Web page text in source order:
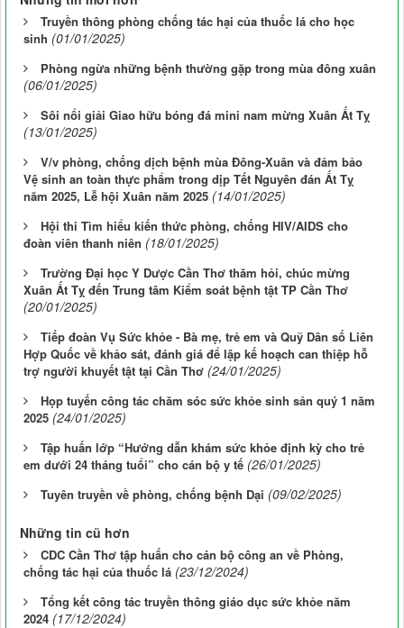
Truyền thông phòng chống tác hại của thuốc lá cho học
sinh (01/01/2025)
Phòng ngừa những bệnh thường gặp trong mùa đông xuân
(06/01/2025)
Sôi nổi giải Giao hữu bóng đá mini nam mừng Xuân Ất Tỵ
(13/01/2025)
V/v phòng, chống dịch bệnh mùa Đông-Xuân và đảm bảo
Vệ sinh an toàn thực phẩm trong dịp Tết Nguyên đán Ất Tỵ
năm 2025, Lễ hội Xuân năm 2025 (14/01/2025)
Hội thi Tìm hiểu kiến thức phòng, chống HIV/AIDS cho
đoàn viên thanh niên (18/01/2025)
Trường Đại học Y Dược Cần Thơ thăm hỏi, chúc mừng
Xuân Ất Tỵ đến Trung tâm Kiểm soát bệnh tật TP Cần Thơ
(20/01/2025)
Tiếp đoàn Vụ Sức khỏe - Bà mẹ, trẻ em và Quỹ Dân số Liên
Hợp Quốc về khảo sát, đánh giá để lập kế hoạch can thiệp hỗ
trợ người khuyết tật tại Cần Thơ (24/01/2025)
Họp tuyến công tác chăm sóc sức khỏe sinh sản quý 1 năm
2025 (24/01/2025)
Tập huấn lớp “Hướng dẫn khám sức khỏe định kỳ cho trẻ
em dưới 24 tháng tuổi” cho cán bộ y tế (26/01/2025)
Tuyên truyền về phòng, chống bệnh Dại (09/02/2025)
Những tin cũ hơn
CDC Cần Thơ tập huấn cho cán bộ công an về Phòng,
chống tác hại của thuốc lá (23/12/2024)
Tổng kết công tác truyền thông giáo dục sức khỏe năm
2024 (17/12/2024)